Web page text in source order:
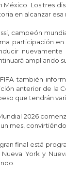
México. Los tres
en alcanzar esa
campeón
participación
ampliando
también
anterior de la
que tendrán
2026
mes,
final está
York y